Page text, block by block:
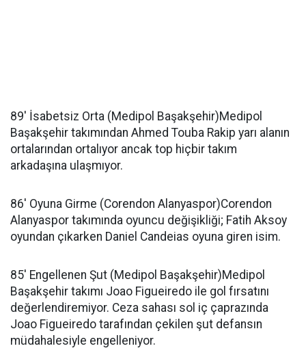
89' İsabetsiz Orta (Medipol Başakşehir)Medipol
Başakşehir takımından Ahmed Touba Rakip yarı alanın
ortalarından ortalıyor ancak top hiçbir takım
arkadaşına ulaşmıyor.
86' Oyuna Girme (Corendon Alanyaspor)Corendon
Alanyaspor takımında oyuncu değişikliği; Fatih Aksoy
oyundan çıkarken Daniel Candeias oyuna giren isim.
85' Engellenen Şut (Medipol Başakşehir)Medipol
Başakşehir takımı Joao Figueiredo ile gol fırsatını
değerlendiremiyor. Ceza sahası sol iç çaprazında
Joao Figueiredo tarafından çekilen şut defansın
müdahalesiyle engelleniyor.